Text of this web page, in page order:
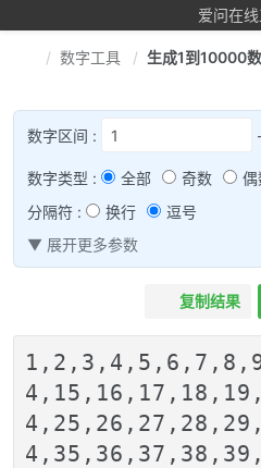
爱问在
数字工具 生成1到10000
数字区间 :
数字类型 : 全部 奇数 偶
分隔符 :
换行
逗号
▼ 展开更多参数
复制结果